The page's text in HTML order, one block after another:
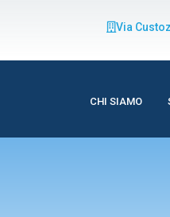
Via
CHI SIAMO